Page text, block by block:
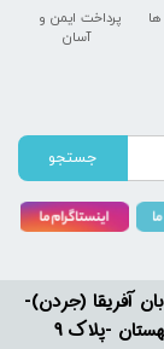
آفریقا (جردن)-
بالاتر از تقاطع میرداماد- کوچه مینا - جنب سفارت لهستان -پلاک 9
پرداخت ایمن و ​​​​​​​
آسان
جستجو